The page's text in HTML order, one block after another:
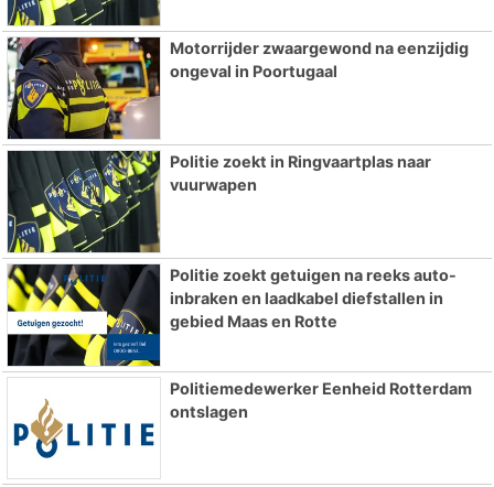
Motorrijder zwaargewond na eenzijdig
ongeval in Poortugaal
Politie zoekt in Ringvaartplas naar
vuurwapen
Politie zoekt getuigen na reeks auto-
inbraken en laadkabel diefstallen in
gebied Maas en Rotte
Politiemedewerker Eenheid Rotterdam
ontslagen